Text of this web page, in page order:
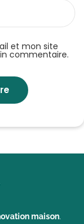
et mon site
commentaire.
maison.